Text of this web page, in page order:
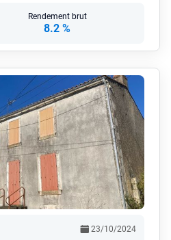
Rendement brut
8.2 %
23/10/2024